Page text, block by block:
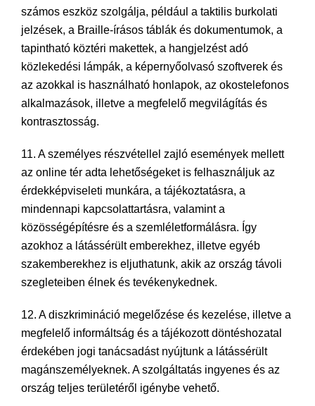
számos eszköz szolgálja, például a taktilis burkolati
jelzések, a Braille-írásos táblák és dokumentumok, a
tapintható köztéri makettek, a hangjelzést adó
közlekedési lámpák, a képernyőolvasó szoftverek és
az azokkal is használható honlapok, az okostelefonos
alkalmazások, illetve a megfelelő megvilágítás és
kontrasztosság.
11. A személyes részvétellel zajló események mellett
az online tér adta lehetőségeket is felhasználjuk az
érdekképviseleti munkára, a tájékoztatásra, a
mindennapi kapcsolattartásra, valamint a
közösségépítésre és a szemléletformálásra. Így
azokhoz a látássérült emberekhez, illetve egyéb
szakemberekhez is eljuthatunk, akik az ország távoli
szegleteiben élnek és tevékenykednek.
12. A diszkrimináció megelőzése és kezelése, illetve a
megfelelő informáltság és a tájékozott döntéshozatal
érdekében jogi tanácsadást nyújtunk a látássérült
magánszemélyeknek. A szolgáltatás ingyenes és az
ország teljes területéről igénybe vehető.